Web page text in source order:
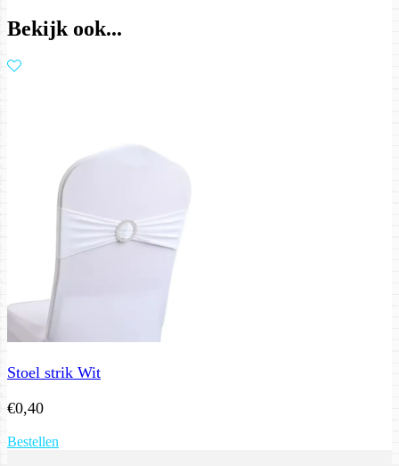
Bekijk ook...
Stoel strik Wit
€0,40
Bestellen